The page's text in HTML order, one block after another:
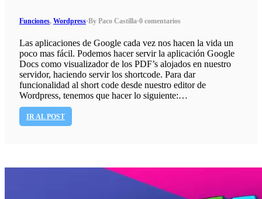
Funciones, Wordpress·By Paco Castilla·0 comentarios
Las aplicaciones de Google cada vez nos hacen la vida un
poco mas fácil. Podemos hacer servir la aplicación Google
Docs como visualizador de los PDF’s alojados en nuestro
servidor, haciendo servir los shortcode. Para dar
funcionalidad al short code desde nuestro editor de
Wordpress, tenemos que hacer lo siguiente:…
IR AL POST